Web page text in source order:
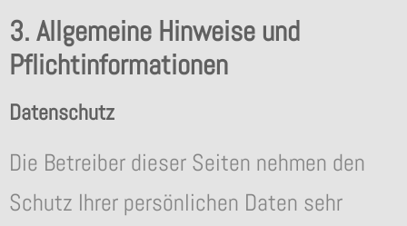
3. Allgemeine Hinweise und
Pflichtinformationen
Datenschutz
Die Betreiber dieser Seiten nehmen den
Schutz Ihrer persönlichen Daten sehr